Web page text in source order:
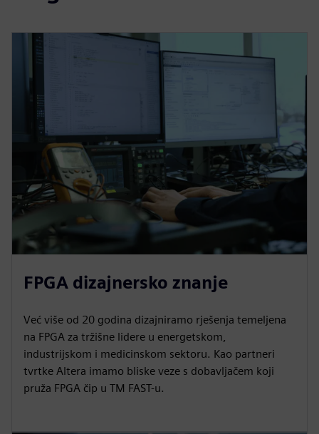
FPGA dizajnersko znanje
Već više od 20 godina dizajniramo rješenja temeljena
na FPGA za tržišne lidere u energetskom,
industrijskom i medicinskom sektoru. Kao partneri
tvrtke Altera imamo bliske veze s dobavljačem koji
pruža FPGA čip u TM FAST-u.